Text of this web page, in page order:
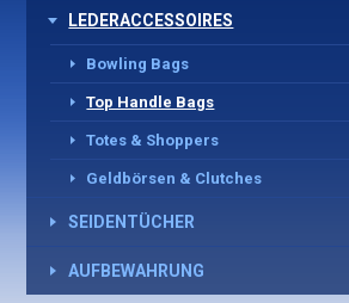
LEDERACCESSOIRES
Bowling Bags
Top Handle Bags
Totes & Shoppers
Geldbörsen & Clutches
SEIDENTÜCHER
AUFBEWAHRUNG